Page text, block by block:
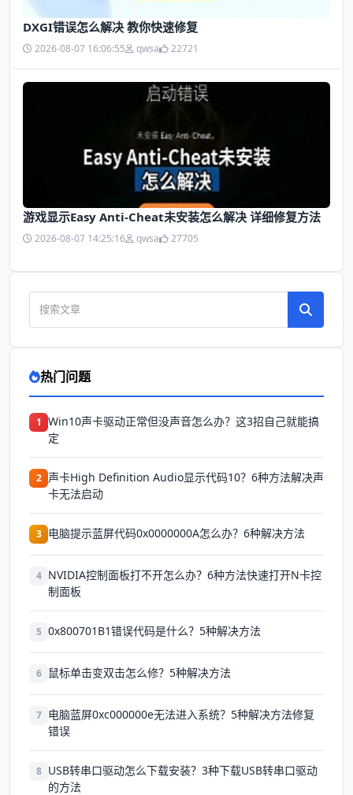
DXGI错误怎么解决 教你快速修复
2026-08-07 16:06:55 qwsa 22721
游戏显示Easy Anti-Cheat未安装怎么解决 详细修复方法
2026-08-07 14:25:16 qwsa 27705
热门问题
1 Win10声卡驱动正常但没声音怎么办？这3招自己就能搞
定
2 声卡High Definition Audio显示代码10？6种方法解决声
卡无法启动
3 电脑提示蓝屏代码0x0000000A怎么办？6种解决方法
4 NVIDIA控制面板打不开怎么办？6种方法快速打开N卡控
制面板
5 0x800701B1错误代码是什么？5种解决方法
6 鼠标单击变双击怎么修？5种解决方法
7 电脑蓝屏0xc000000e无法进入系统？5种解决方法修复
错误
8 USB转串口驱动怎么下载安装？3种下载USB转串口驱动
的方法